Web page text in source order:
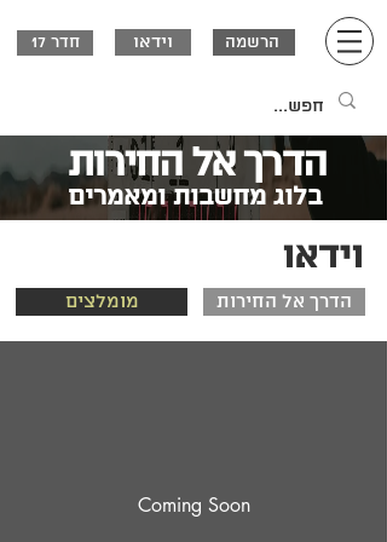
חדר 17 וידאו הרשמה
וידאו
הדרך אל החירות מומלצים
Coming Soon
בלוג מחשבות ומאמרים
הדרך אל החירות